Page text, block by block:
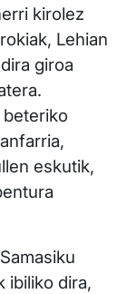
kirolez
Lehian
giroa
beteriko
eskutik,
ibiliko dira,